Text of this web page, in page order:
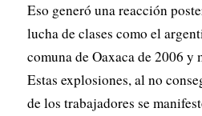
Eso generó una reacción
lucha de clases como el
comuna de Oaxaca de 2006 y
Estas explosiones, al no
de los trabajadores se